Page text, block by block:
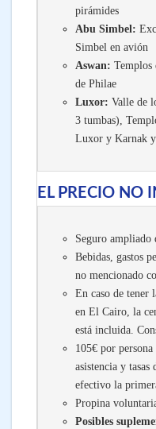
pirámides
Abu Simbel:
Simbel en avión
Aswan:
de Philae
Luxor: Valle de
3 tumbas),
Luxor y Karnak
EL PRECIO NO
Seguro ampliado
Bebidas, gastos
no mencionado
En caso de tener
en El Cairo, la
está incluida.
105€ por
asistencia y tasas
efectivo la
Propina
Posibles